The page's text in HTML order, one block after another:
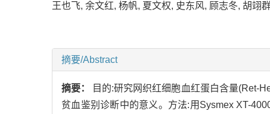
王也飞, 余文红, 杨帆, 夏文权, 史东风, 顾志冬, 胡翊
摘要/Abstract
摘要：
目的:研究网织红细胞血红蛋白含量(Ret-
贫血鉴别诊断中的意义。方法:用Sysmex XT-